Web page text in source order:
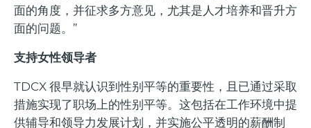
面的角度，并征求多方意见，尤其是人才培养和晋升方
面的问题。”
支持女性领导者
TDCX 很早就认识到性别平等的重要性，且已通过采取
措施实现了职场上的性别平等。这包括在工作环境中提
供辅导和领导力发展计划，并实施公平透明的薪酬制